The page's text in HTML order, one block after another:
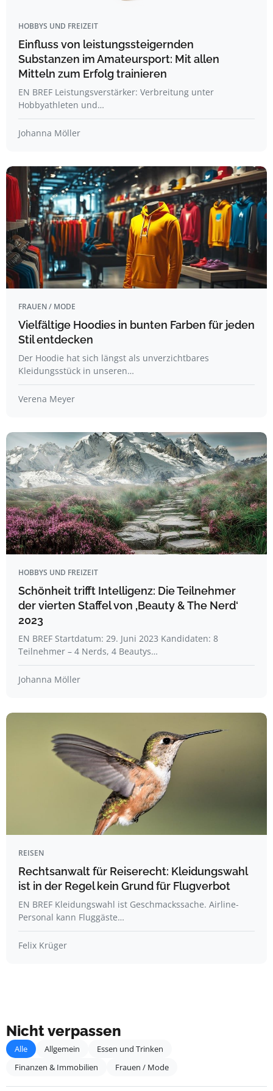
HOBBYS UND FREIZEIT
Einfluss von leistungssteigernden
Substanzen im Amateursport: Mit allen
Mitteln zum Erfolg trainieren
EN BREF Leistungsverstärker: Verbreitung unter
Hobbyathleten und…
Johanna Möller
FRAUEN / MODE
Vielfältige Hoodies in bunten Farben für jeden
Stil entdecken
Der Hoodie hat sich längst als unverzichtbares
Kleidungsstück in unseren…
Verena Meyer
HOBBYS UND FREIZEIT
Schönheit trifft Intelligenz: Die Teilnehmer
der vierten Staffel von ‚Beauty & The Nerd‘
2023
EN BREF Startdatum: 29. Juni 2023 Kandidaten: 8
Teilnehmer – 4 Nerds, 4 Beautys…
Johanna Möller
REISEN
Rechtsanwalt für Reiserecht: Kleidungswahl
ist in der Regel kein Grund für Flugverbot
EN BREF Kleidungswahl ist Geschmackssache. Airline-
Personal kann Fluggäste…
Felix Krüger
Nicht verpassen
Alle Allgemein
Essen und Trinken
Finanzen & Immobilien
Frauen / Mode